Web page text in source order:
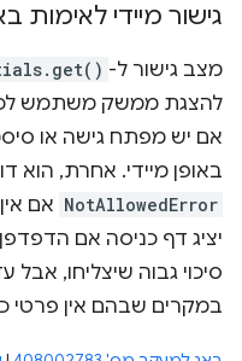
גישור מיידי לאימות
מצב גישור ל-
להצגת ממשק משתמש
אם יש מפתח גישה או
באופן מיידי. אחרת,
NotAllowedError אם
יציג דף כניסה אם
סיכוי גבוה שיצליחו, אבל
במקרים שבהם אין פרטי